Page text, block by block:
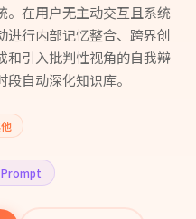
。在用户无主动交互且系统
进行内部记忆整合、跨界创
和引入批判性视角的自我辩
自动深化知识库。
Prompt